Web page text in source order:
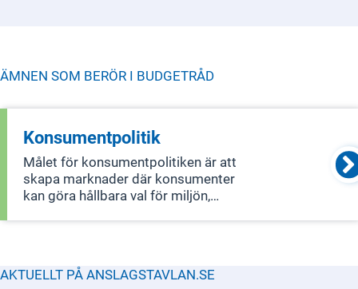
ÄMNEN SOM BERÖR I BUDGETRÅD
Konsumentpolitik
Målet för konsumentpolitiken är att
skapa marknader där konsumenter
kan göra hållbara val för miljön,
effektiva sätt att lösa tvister och
enkelt tillgängligt st
AKTUELLT PÅ ANSLAGSTAVLAN.SE